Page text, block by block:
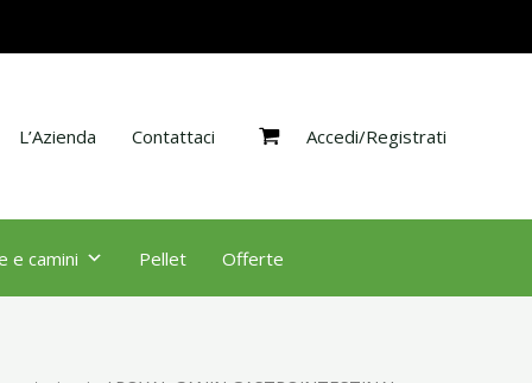
L’Azienda Contattaci Accedi/Registrati
e camini Pellet Offerte
2Kg